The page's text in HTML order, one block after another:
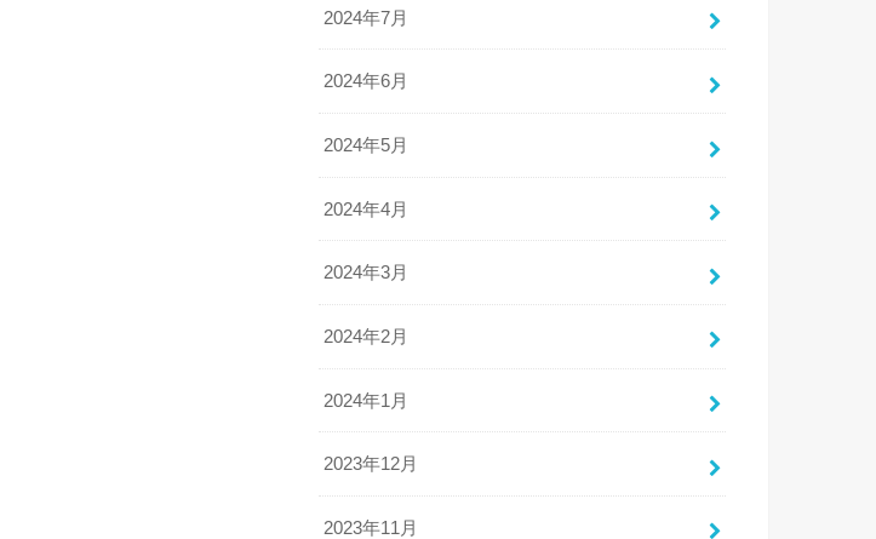
2024年7月
2024年6月
2024年5月
2024年4月
2024年3月
2024年2月
2024年1月
2023年12月
2023年11月